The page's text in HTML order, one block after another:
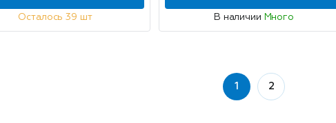
Осталось 39 шт В наличии Много
1 2